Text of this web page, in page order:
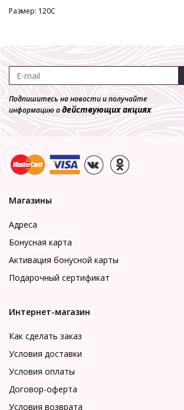
Размер: 120C
Подпишитесь на новости и получайте
информацию одействующих акциях
Магазины
Адреса
Бонусная карта
Активация бонусной карты
Подарочный сертификат
Интернет-магазин
Как сделать заказ
Условия доставки
Условия оплаты
Договор-оферта
Условия возврата